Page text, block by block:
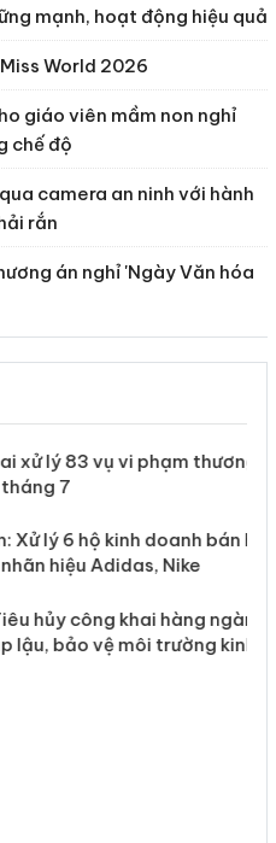
mạnh, hoạt động hiệu quả
World 2026
giáo viên mầm non nghỉ
chế độ
camera an ninh với hành
rắn
án nghỉ 'Ngày Văn hóa
lý 83 vụ vi phạm thương
7
Xử lý 6 hộ kinh doanh bán
nhãn hiệu Adidas, Nike